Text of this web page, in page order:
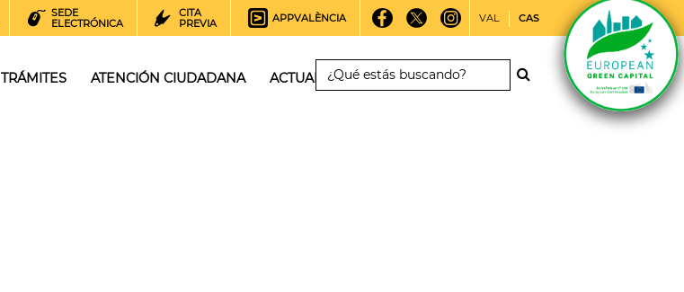
SEDE
ELECTRÓNICA
CITA
PREVIA
APPVALÈNCIA VAL CAS
TRÁMITES ATENCIÓN CIUDADANA ACTUALIDAD